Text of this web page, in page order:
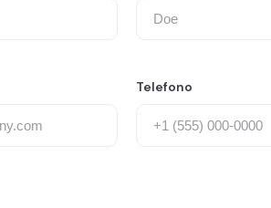
Telefono